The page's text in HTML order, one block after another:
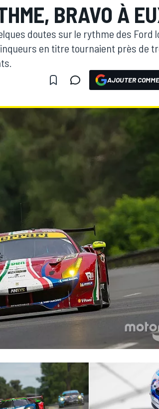
BRAVO À
doutes sur le rythme des Ford
en titre tournaient près de
AJOUTER